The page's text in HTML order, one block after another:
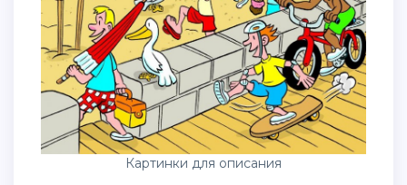
Картинки для описания